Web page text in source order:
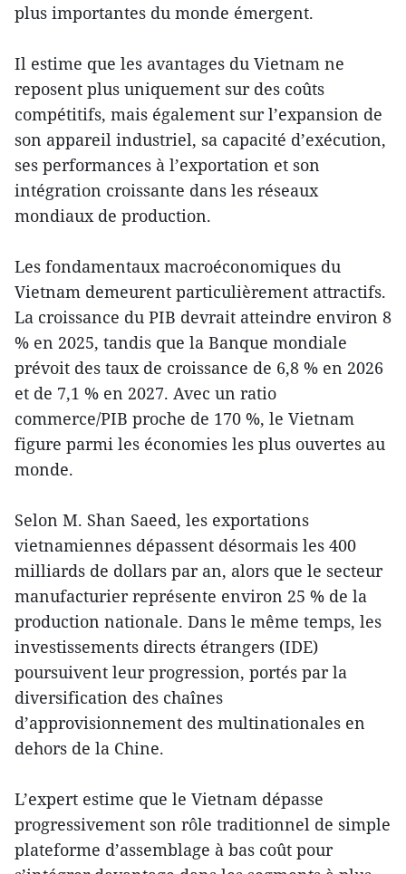
plus importantes du monde émergent.
Il estime que les avantages du Vietnam ne
reposent plus uniquement sur des coûts
compétitifs, mais également sur l’expansion de
son appareil industriel, sa capacité d’exécution,
ses performances à l’exportation et son
intégration croissante dans les réseaux
mondiaux de production.
Les fondamentaux macroéconomiques du
Vietnam demeurent particulièrement attractifs.
La croissance du PIB devrait atteindre environ 8
% en 2025, tandis que la Banque mondiale
prévoit des taux de croissance de 6,8 % en 2026
et de 7,1 % en 2027. Avec un ratio
commerce/PIB proche de 170 %, le Vietnam
figure parmi les économies les plus ouvertes au
monde.
Selon M. Shan Saeed, les exportations
vietnamiennes dépassent désormais les 400
milliards de dollars par an, alors que le secteur
manufacturier représente environ 25 % de la
production nationale. Dans le même temps, les
investissements directs étrangers (IDE)
poursuivent leur progression, portés par la
diversification des chaînes
d’approvisionnement des multinationales en
dehors de la Chine.
L’expert estime que le Vietnam dépasse
progressivement son rôle traditionnel de simple
plateforme d’assemblage à bas coût pour